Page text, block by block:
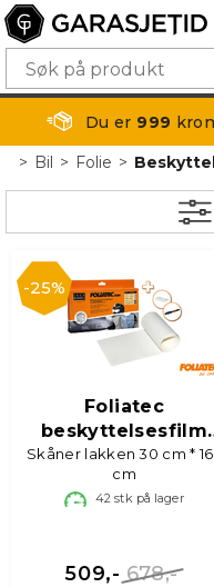
Du er 999
> Bil> Folie>
25%
Foliatec
beskyttelsesfilm
transparent
Skåner lakken 30 cm *
cm
42 stk på lager
678,-
509,-